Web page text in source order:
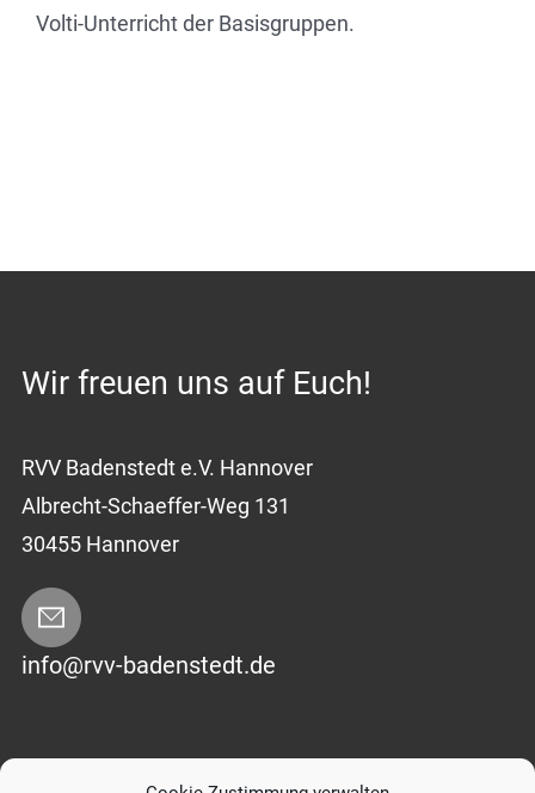
Volti-Unterricht der Basisgruppen.
Wir freuen uns auf Euch!
RVV Badenstedt e.V. Hannover
Albrecht-Schaeffer-Weg 131
30455 Hannover
info@rvv-badenstedt.de